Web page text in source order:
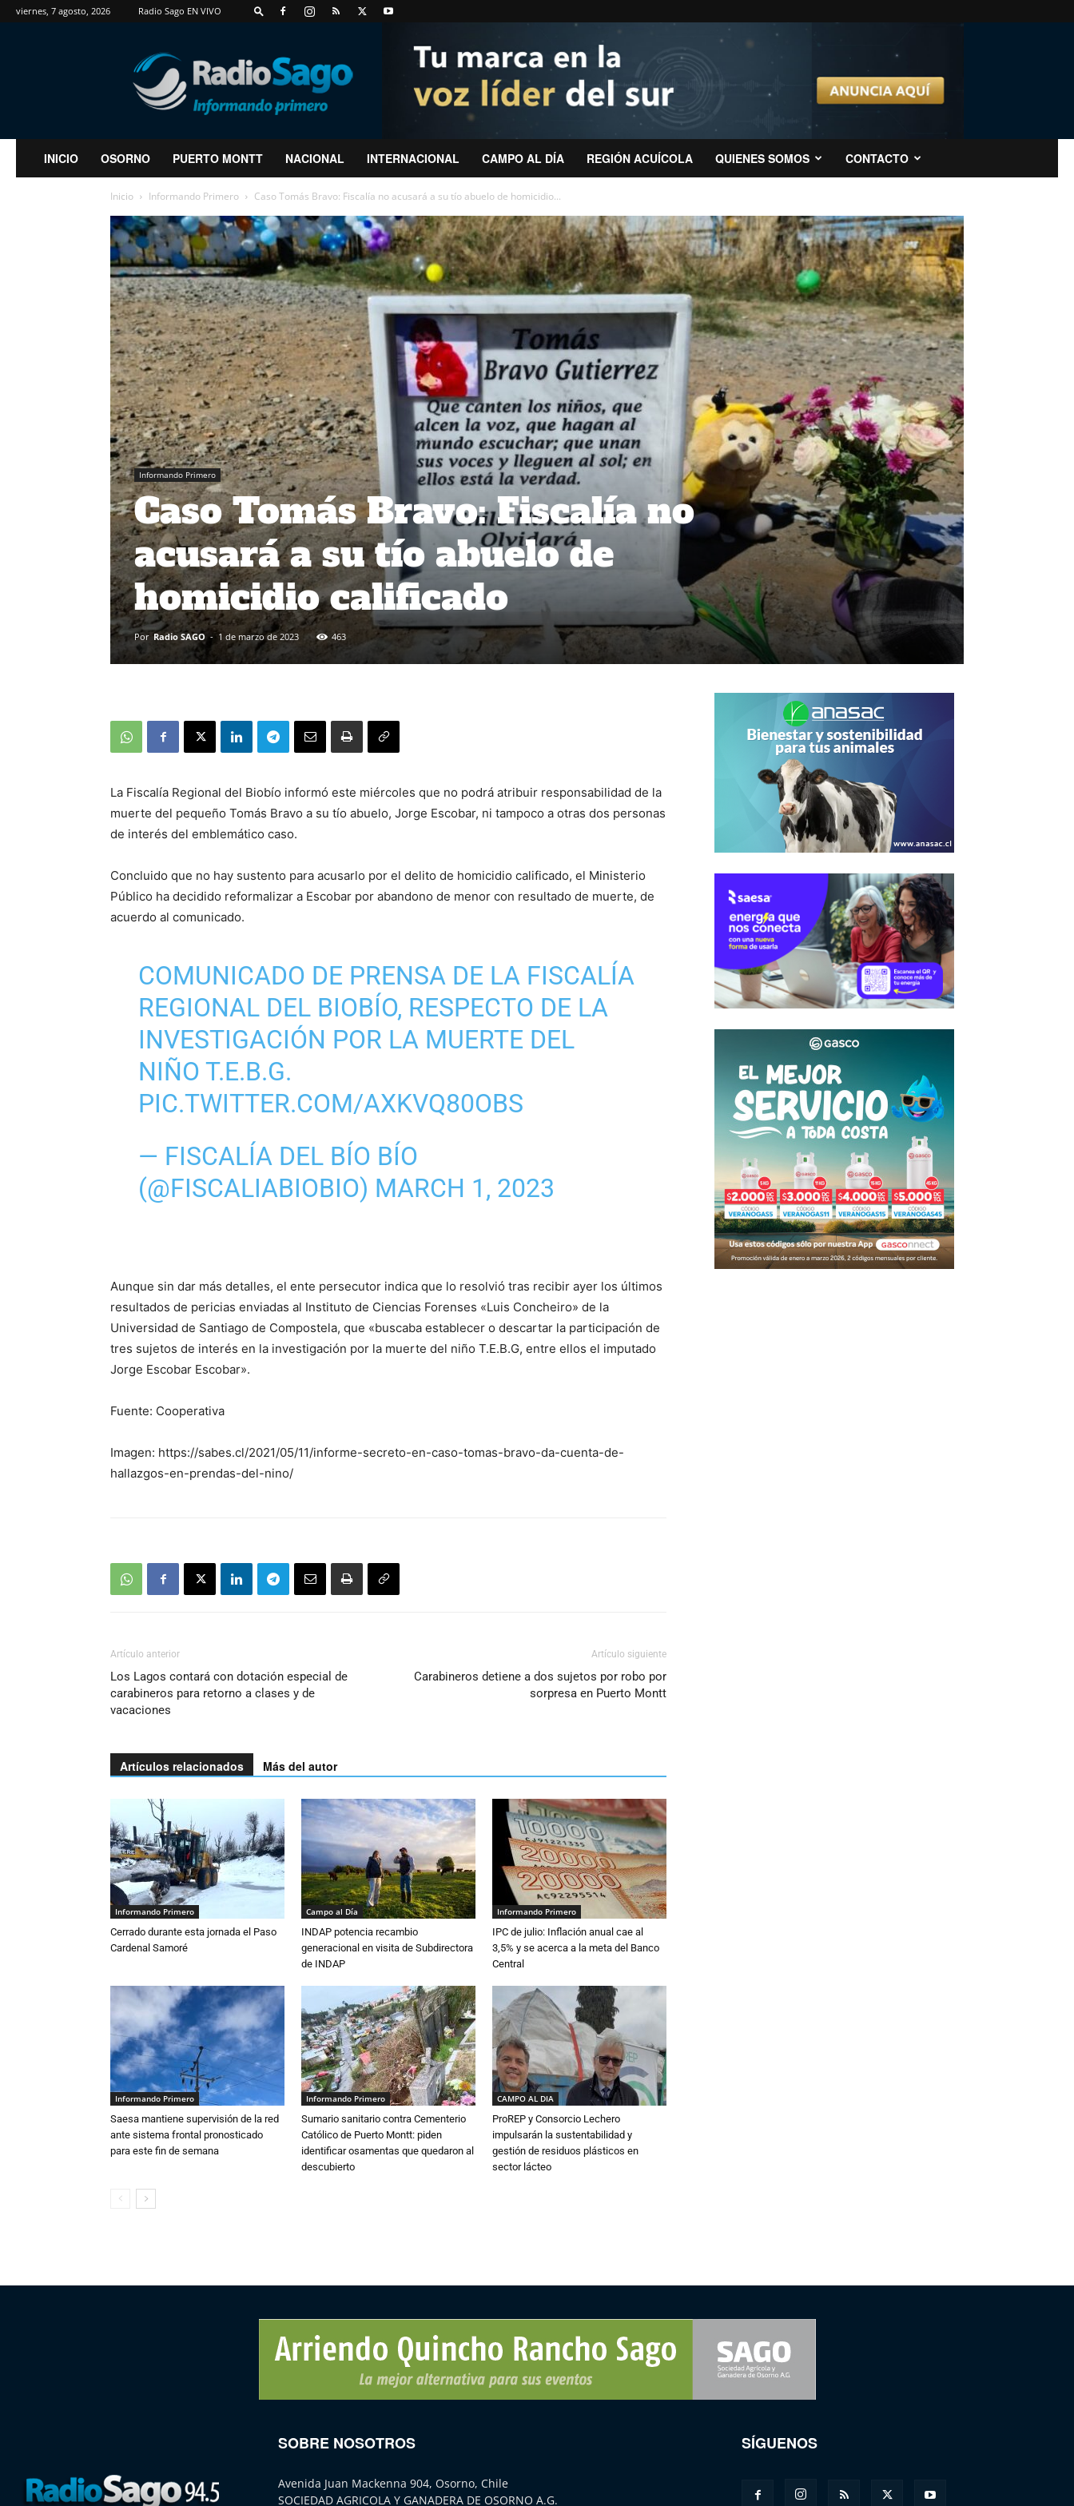
viernes, 7 agosto, 2026 Radio Sago EN VIVO
RadioSago
INICIO OSORNO PUERTO MONTT NACIONAL INTERNACIONAL CAMPO AL DÍA REGIÓN ACUÍCOLA QUIENES SOMOS CONTACTO
Inicio Informando Primero Caso Tomás Bravo: Fiscalía no acusará a su tío abuelo de homicidio...
Informando Primero
Caso Tomás Bravo: Fiscalía no
acusará a su tío abuelo de
homicidio calificado
Por Radio SAGO - 1 de marzo de 2023 463
La Fiscalía Regional del Biobío informó este miércoles que no podrá atribuir responsabilidad de la
muerte del pequeño Tomás Bravo a su tío abuelo, Jorge Escobar, ni tampoco a otras dos personas
de interés del emblemático caso.
Concluido que no hay sustento para acusarlo por el delito de homicidio calificado, el Ministerio
Público ha decidido reformalizar a Escobar por abandono de menor con resultado de muerte, de
acuerdo al comunicado.
COMUNICADO DE PRENSA DE LA FISCALÍA
REGIONAL DEL BIOBÍO, RESPECTO DE LA
INVESTIGACIÓN POR LA MUERTE DEL
NIÑO T.E.B.G.
PIC.TWITTER.COM/AXKVQ80OBS
— FISCALÍA DEL BÍO BÍO
(@FISCALIABIOBIO) MARCH 1, 2023
Aunque sin dar más detalles, el ente persecutor indica que lo resolvió tras recibir ayer los últimos
resultados de pericias enviadas al Instituto de Ciencias Forenses «Luis Concheiro» de la
Universidad de Santiago de Compostela, que «buscaba establecer o descartar la participación de
tres sujetos de interés en la investigación por la muerte del niño T.E.B.G, entre ellos el imputado
Jorge Escobar Escobar».
Fuente: Cooperativa
Imagen: https://sabes.cl/2021/05/11/informe-secreto-en-caso-tomas-bravo-da-cuenta-de-
hallazgos-en-prendas-del-nino/
Artículo anterior
Los Lagos contará con dotación especial de
carabineros para retorno a clases y de
vacaciones
Artículo siguiente
Carabineros detiene a dos sujetos por robo por
sorpresa en Puerto Montt
Artículos relacionados Más del autor
Informando Primero
Cerrado durante esta jornada el Paso
Cardenal Samoré
Campo al Día
INDAP potencia recambio
generacional en visita de Subdirectora
de INDAP
Informando Primero
IPC de julio: Inflación anual cae al
3,5% y se acerca a la meta del Banco
Central
Informando Primero
Saesa mantiene supervisión de la red
ante sistema frontal pronosticado
para este fin de semana
Informando Primero
Sumario sanitario contra Cementerio
Católico de Puerto Montt: piden
identificar osamentas que quedaron al
descubierto
CAMPO AL DIA
ProREP y Consorcio Lechero
impulsarán la sustentabilidad y
gestión de residuos plásticos en
sector lácteo
SOBRE NOSOTROS
Avenida Juan Mackenna 904, Osorno, Chile
SOCIEDAD AGRICOLA Y GANADERA DE OSORNO A.G.
SÍGUENOS